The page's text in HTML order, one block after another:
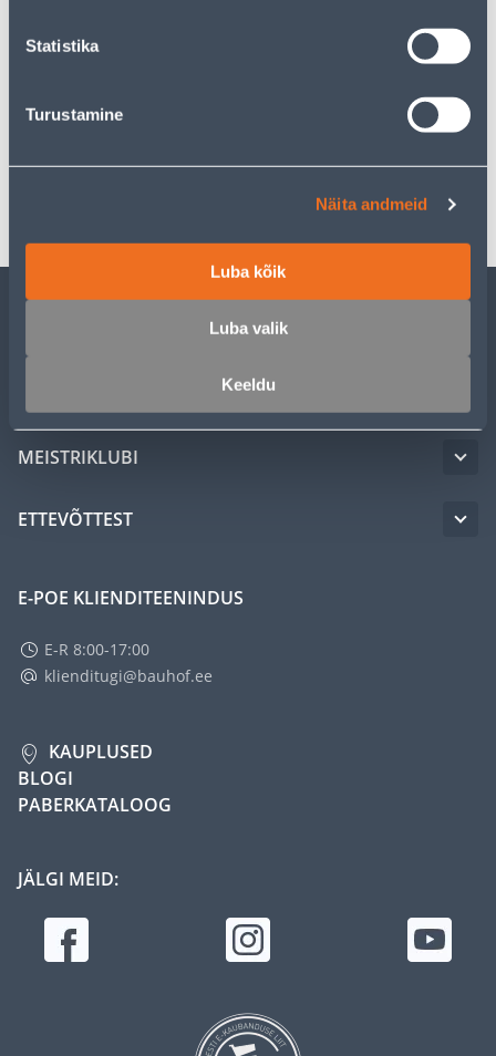
Statistika
Turustamine
Näita andmeid
Luba kõik
Luba valik
Keeldu
MEISTRIKLUBI
ETTEVÕTTEST
E-POE KLIENDITEENINDUS
E-R 8:00-17:00
klienditugi@bauhof.ee
KAUPLUSED
BLOGI
PABERKATALOOG
JÄLGI MEID: